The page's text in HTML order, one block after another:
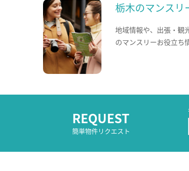
栃木のマンスリ
地域情報や、出張・観
のマンスリーお役立ち
REQUEST
簡単物件リクエスト